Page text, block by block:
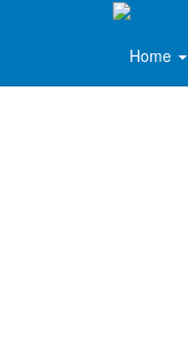
Home